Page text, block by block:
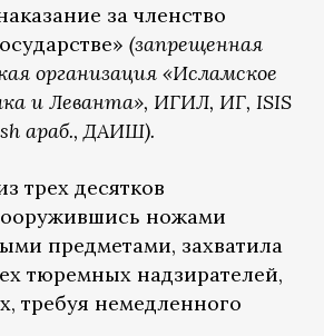
за членство
(запрещенная
организация «Исламское
и Леванта», ИГИЛ, ИГ, ISIS
араб., ДАИШ).
трех десятков
ножами
предметами, захватила
тюремных надзирателей,
требуя немедленного